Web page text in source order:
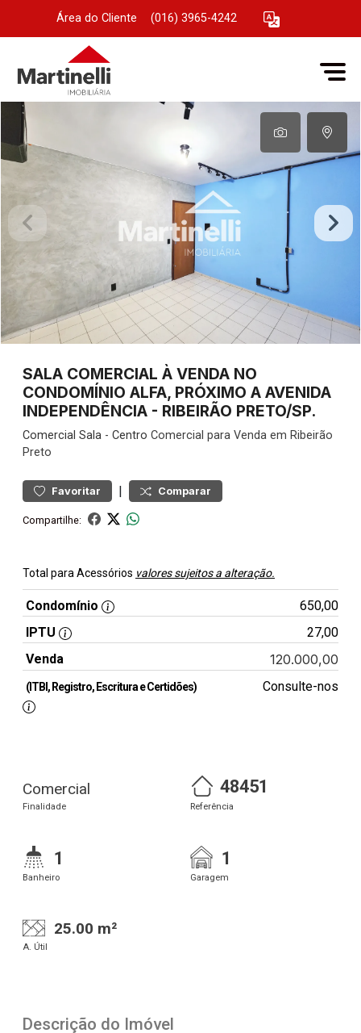
Área do Cliente (016) 3965-4242
SALA COMERCIAL À VENDA NO
CONDOMÍNIO ALFA, PRÓXIMO A AVENIDA
INDEPENDÊNCIA - RIBEIRÃO PRETO/SP.
Comercial Sala - Centro Comercial para Venda em Ribeirão
Preto
Favoritar | Comparar
Compartilhe:
Total para Acessórios valores sujeitos a alteração.
Condomínio
650,00
IPTU
27,00
Venda
120.000,00
(ITBI, Registro, Escritura e Certidões) Consulte-nos
Comercial
Finalidade
48451
Referência
1
Banheiro
1
Garagem
25.00 m²
A. Útil
Descrição do Imóvel